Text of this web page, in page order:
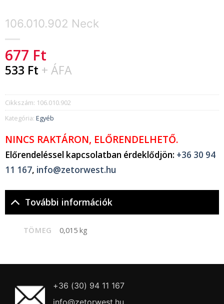
106.010.902 Neck
677 Ft
533 Ft + ÁFA
Cikkszám: 106.010.902
Kategória: Egyéb
NINCS RAKTÁRON, ELŐRENDELHETŐ.
Előrendeléssel kapcsolatban érdeklődjön: +36 30 94
11 167, info@zetorwest.hu
További információk
TÖMEG 0,015 kg
+36 (30) 94 11 167